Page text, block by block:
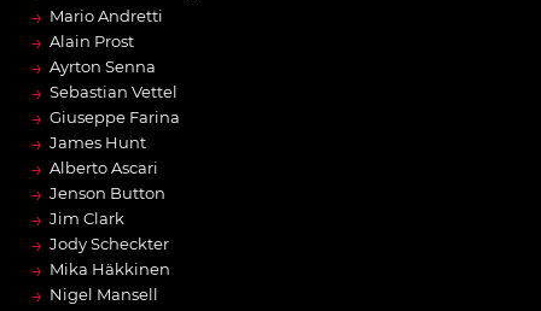
→ Mario Andretti
→ Alain Prost
→ Ayrton Senna
→ Sebastian Vettel
→ Giuseppe Farina
→ James Hunt
→ Alberto Ascari
→ Jenson Button
→ Jim Clark
→ Jody Scheckter
→ Mika Häkkinen
→ Nigel Mansell